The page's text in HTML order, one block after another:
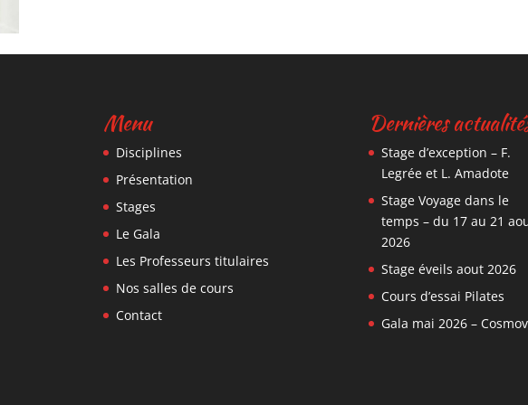
Menu
Disciplines
Présentation
Stages
Le Gala
Les Professeurs titulaires
Nos salles de cours
Contact
Dernières
Stage d’exception – F.
Legrée et L. Amadote
Stage Voyage dans le
temps – du 17 au 21
2026
Stage éveils aout 2026
Cours d’essai Pilates
Gala mai 2026 –